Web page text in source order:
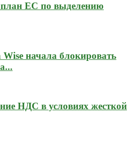
ЕС по выделению
начала блокировать
НДС в условиях жесткой